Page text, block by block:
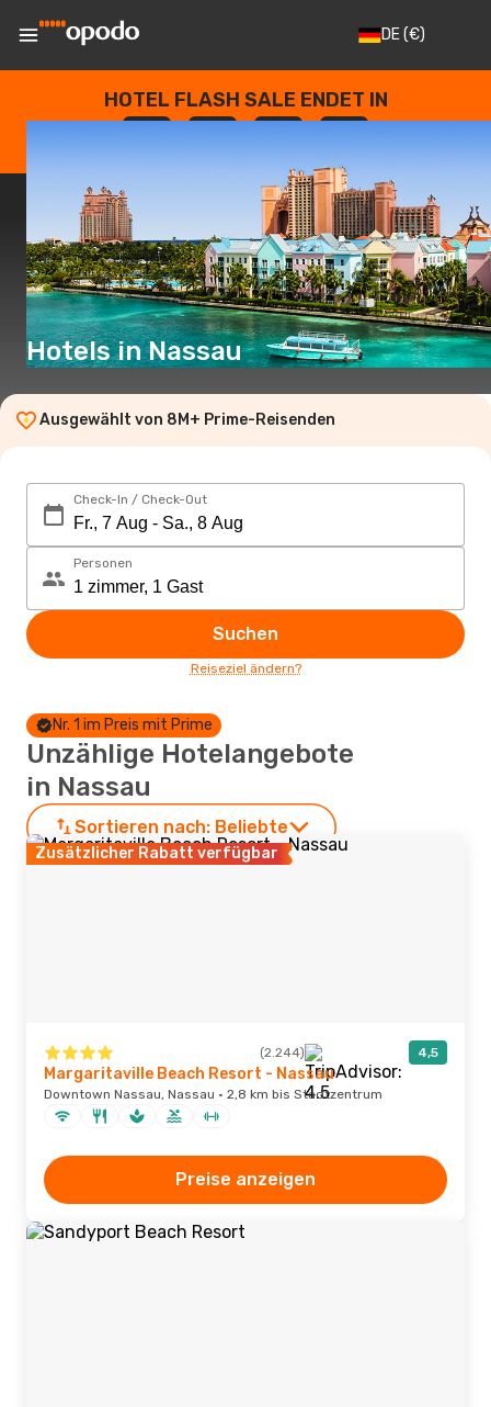
DE(€)
HOTEL FLASH SALE ENDET IN
-- : : : --
Hotels in Nassau
Ausgewählt von 8M+ Prime-Reisenden
Check-In / Check-Out
Personen
Suchen
Reiseziel ändern?
Nr. 1 im Preis mit Prime
Unzählige Hotelangebote
in Nassau
Sortieren nach: Beliebte
Zusätzlicher Rabatt verfügbar
(2.244) 4,5
Margaritaville Beach Resort - Nassau
Downtown Nassau, Nassau · 2,8 km bis Stadtzentrum
Preise anzeigen